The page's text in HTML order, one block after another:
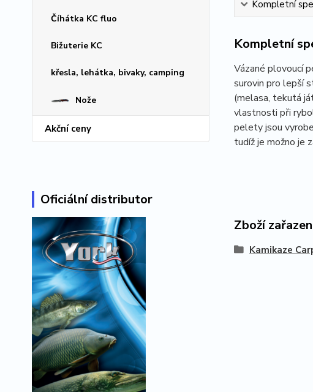
Číhátka KC fluo
Bižuterie KC
křesla, lehátka, bivaky, camping
Nože
Akční ceny
Oficiální distributor
Kompletní
Kompletní
Vázané plovoucí
surovin pro lepší
(melasa, tekutá
vlastnosti při
pelety jsou
tudíž je možno je
Zboží
Kamikaze